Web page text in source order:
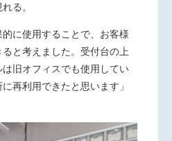
る。
的に使用することで、お客様
と考えました。受付台の上
旧オフィスでも使用してい
再利用できたと思います」